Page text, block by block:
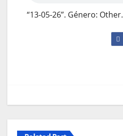
“13-05-26”. Género: Other.